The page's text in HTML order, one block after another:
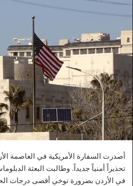
أصدرت السفارة الأمريكية في العاصمة
تحذيراً أمنياً جديداً. وطالبت البعثة
في الأردن بضرورة توخي أقصى درجات